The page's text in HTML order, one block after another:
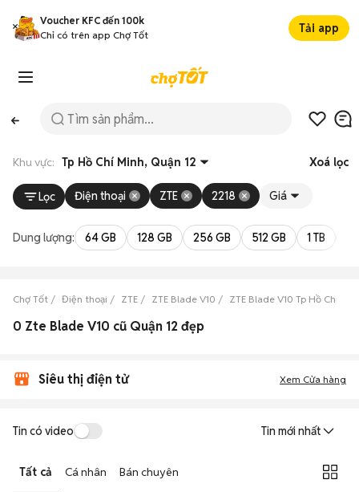
Voucher KFC đến 100k
Chỉ có trên app Chợ Tốt
Tải app
Khu vực: Tp Hồ Chí Minh, Quận 12 Xoá lọc
Lọc Điện thoại ZTE 2218 Giá
Dung lượng: 64 GB 128 GB 256 GB 512 GB 1 TB
Chợ Tốt Điện thoại ZTE ZTE Blade V10 ZTE Blade V10 Tp Hồ Chí
0 Zte Blade V10 cũ Quận 12 đẹp
Siêu thị điện tử Xem Cửa hàng
Tin có video Tin mới nhất
Tất cả Cá nhân Bán chuyên